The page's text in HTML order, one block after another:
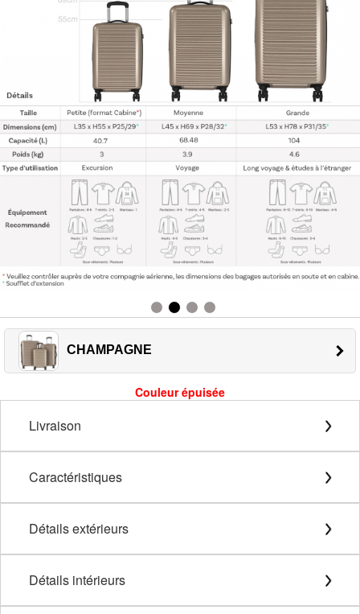
CHAMPAGNE
Couleur épuisée
Livraison
Caractéristiques
Détails extérieurs
Détails intérieurs